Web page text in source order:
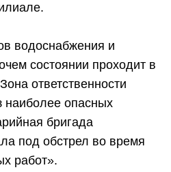
водоснабжения и
состоянии проходит в
ответственности
наиболее опасных
бригада
под обстрел во время
работ».